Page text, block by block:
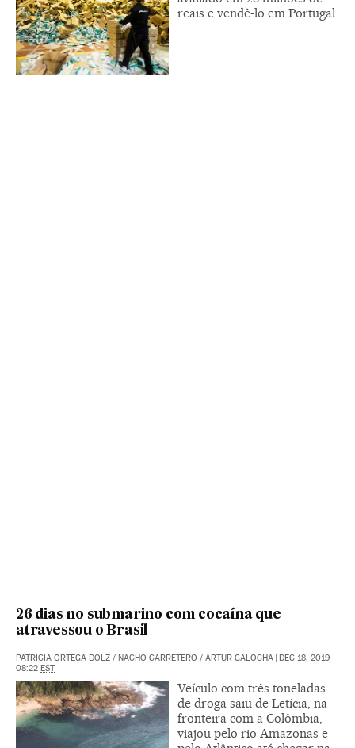
reais e vendê-lo em Portugal
26 dias no submarino com cocaína que
atravessou o Brasil
PATRICIA ORTEGA DOLZ / NACHO CARRETERO / ARTUR GALOCHA | DEC 18, 2019 -
08:22 EST
Veículo com três toneladas
de droga saiu de Letícia, na
fronteira com a Colômbia,
viajou pelo rio Amazonas e